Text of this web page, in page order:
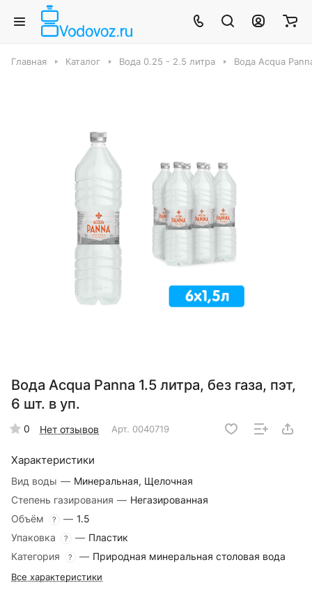
Главная Каталог Вода 0.25 - 2.5 литра Вода Acqua
Вода Acqua Panna 1.5 литра, без газа, пэт,
6 шт. в уп.
0 Нет отзывов Арт. 0040719
Характеристики
Вид воды — Минеральная, Щелочная
Степень газирования — Негазированная
Объём
? — 1.5
Упаковка
? — Пластик
Категория
? — Природная минеральная столовая вода
Все характеристики